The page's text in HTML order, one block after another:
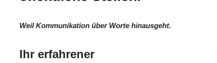
Weil Kommunikation über Worte hinausgeht.
Ihr erfahrener